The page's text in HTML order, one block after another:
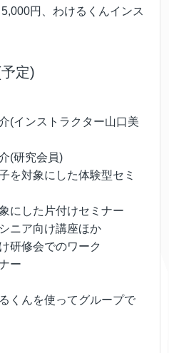
円、わけるくんインス
定)
(インストラクター山口美
(研究会員)
を対象にした体験型セミ
にした片付けセミナー
ニア向け講座ほか
研修会でのワーク
ナー
くんを使ってグループで